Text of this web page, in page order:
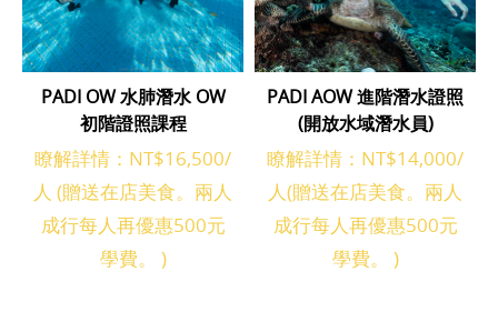
PADI OW 水肺潛水 OW
初階證照課程
瞭解詳情：NT$16,500/
人 (贈送在店美食。兩人
成行每人再優惠500元
學費。 )
PADI AOW 進階潛水證照
(開放水域潛水員)
瞭解詳情：NT$14,000/
人(贈送在店美食。兩人
成行每人再優惠500元
學費。 )